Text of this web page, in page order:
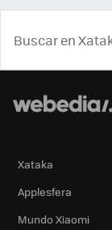
Xataka
Applesfera
Mundo Xiaomi